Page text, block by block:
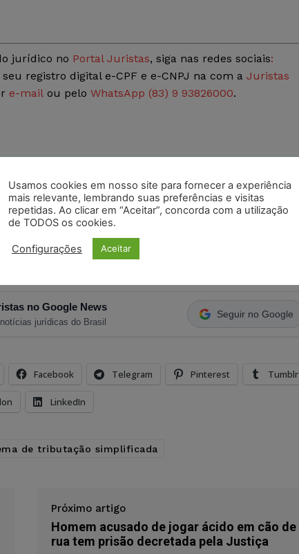
jurídico no Portal Juristas, siga nas redes sociais:
registro digital e-CPF e e-CNPJ na com a Juristas
e-mail ou pelo WhatsApp (83) 9 93826000.
diárias do Portal Juristas.
ostermos de usoeprivacidadedo Whatsapp.
no Google News
jurídicas do Brasil
Seguir no Google
Facebook Telegram Pinterest Tumblr
LinkedIn
de tributação simplificada
Próximo artigo
Homem acusado de jogar ácido em cão de
rua tem prisão decretada pela Justiça
Usamos cookies em nosso site para fornecer a experiência
mais relevante, lembrando suas preferências e visitas
repetidas. Ao clicar em “Aceitar”, concorda com a utilização
de TODOS os cookies.
Configurações Aceitar